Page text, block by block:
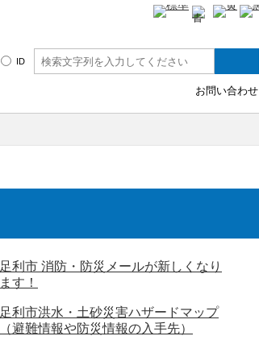
色合い
お問い合わせ
ID
足利市 消防・防災メールが新しくなり
ます！
足利市洪水・土砂災害ハザードマップ
（避難情報や防災情報の入手先）